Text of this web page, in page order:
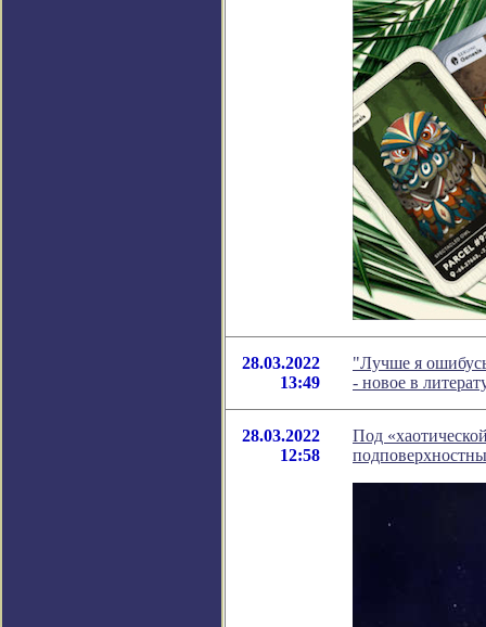
28.03.2022
13:49
"Лучше я
- новое в
28.03.2022
12:58
Под